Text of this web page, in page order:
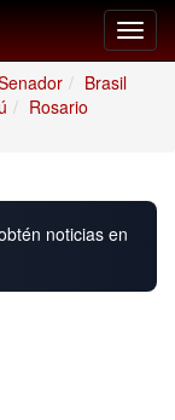
Brasil
Rosario
noticias en